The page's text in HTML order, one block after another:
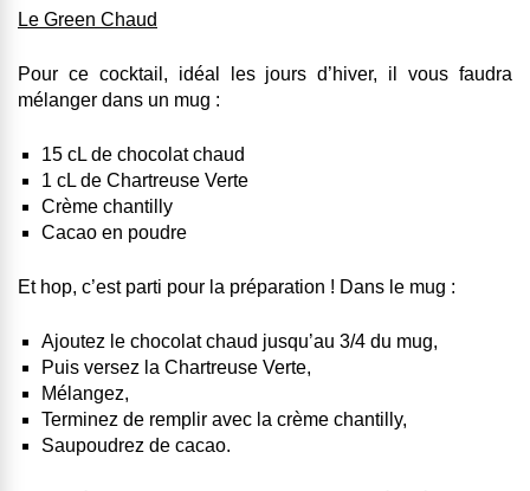
Le Green Chaud
Pour ce cocktail, idéal les jours d’hiver, il vous faudra
mélanger dans un mug :
15 cL de chocolat chaud
1 cL de Chartreuse Verte
Crème chantilly
Cacao en poudre
Et hop, c’est parti pour la préparation ! Dans le mug :
Ajoutez le chocolat chaud jusqu’au 3/4 du mug,
Puis versez la Chartreuse Verte,
Mélangez,
Terminez de remplir avec la crème chantilly,
Saupoudrez de cacao.